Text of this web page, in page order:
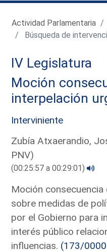
Actividad Parlamentaria
Búsqueda de
IV Legislatura
Moción
interpelación
Interviniente
Zubía Atxaerandio,
PNV)
(00:25:57 a 00:29:01)
Moción
sobre medidas de
por el Gobierno para
interés público
influencias. (173/